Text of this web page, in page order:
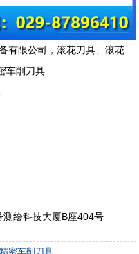
有限公司 ， 滚花刀具、 滚花
车削刀具
绘科技大厦B座404号
精密车削刀具